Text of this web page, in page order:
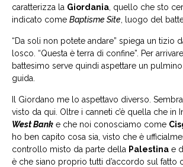
caratterizza la Giordania , quello che sto
indicato come Baptisme Site , luogo del
“Da soli non potete andare” spiega un tizio
losco. “Questa è terra di confine”. Per
battesimo serve quindi aspettare un
guida.
Il Giordano me lo aspettavo diverso.
visto da qui. Oltre i canneti c’è quella che in
West Bank e che noi conosciamo come
ho ben capito cosa sia, visto che è
controllo misto da parte della Palestina e
è che siano proprio tutti d’accordo sul fatto